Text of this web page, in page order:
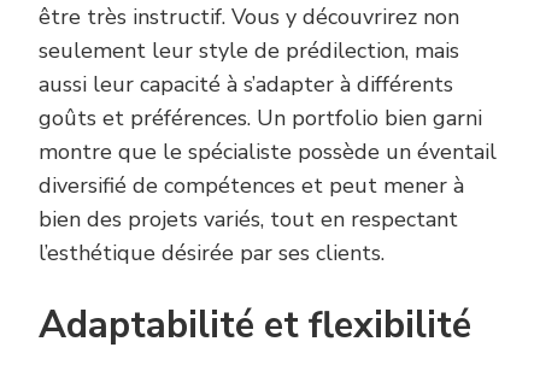
être très instructif. Vous y découvrirez non
seulement leur style de prédilection, mais
aussi leur capacité à s’adapter à différents
goûts et préférences. Un portfolio bien garni
montre que le spécialiste possède un éventail
diversifié de compétences et peut mener à
bien des projets variés, tout en respectant
l’esthétique désirée par ses clients.
Adaptabilité et flexibilité